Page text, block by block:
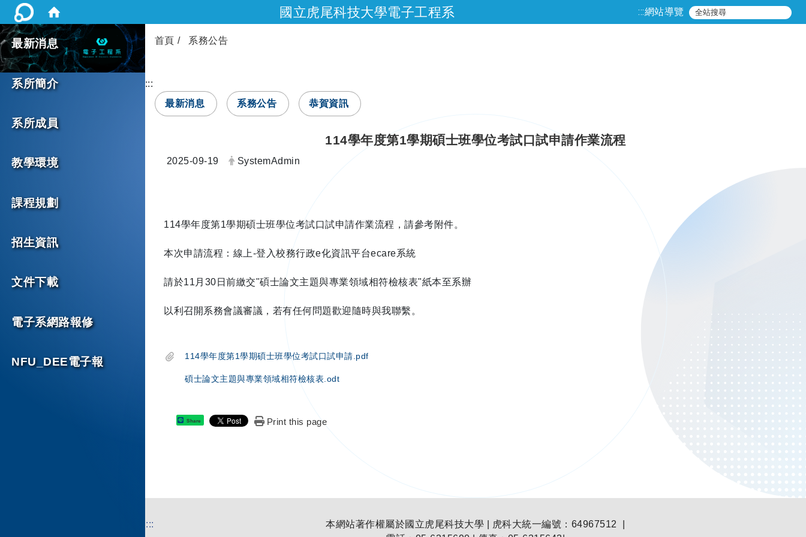
國立虎尾科技大學電子工程系 :::網站導覽
最新消息
系所簡介
系所成員
教學環境
課程規劃
招生資訊
文件下載
電子系網路報修
NFU_DEE電子報
首頁 系務公告
:::
最新消息
系務公告 恭賀資訊
114學年度第1學期碩士班學位考試口試申請作業流程
日期：
2025-09-19 發布者：
SystemAdmin
114學年度第1學期碩士班學位考試口試申請作業流程，請參考附件。
本次申請流程：線上-登入校務行政e化資訊平台ecare系統
請於11月30日前繳交"碩士論文主題與專業領域相符檢核表"紙本至系辦
以利召開系務會議審議，若有任何問題歡迎隨時與我聯繫。
114學年度第1學期碩士班學位考試口試申請.pdf
碩士論文主題與專業領域相符檢核表.odt
Share Print this page
:::
本網站著作權屬於國立虎尾科技大學 | 虎科大統一編號：64967512 |